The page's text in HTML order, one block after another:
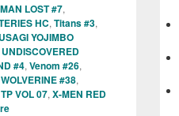
LOST #7,
HC, Titans #3,
YOJIMBO
UNDISCOVERED
#4, Venom #26,
WOLVERINE #38,
VOL 07, X-MEN RED